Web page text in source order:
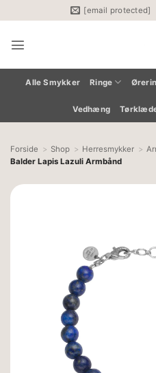
til
indhold
[email protected]
Alle Smykker Ringe
Vedhæng
Forside Shop Herresmykker
Balder Lapis Lazuli Armbånd